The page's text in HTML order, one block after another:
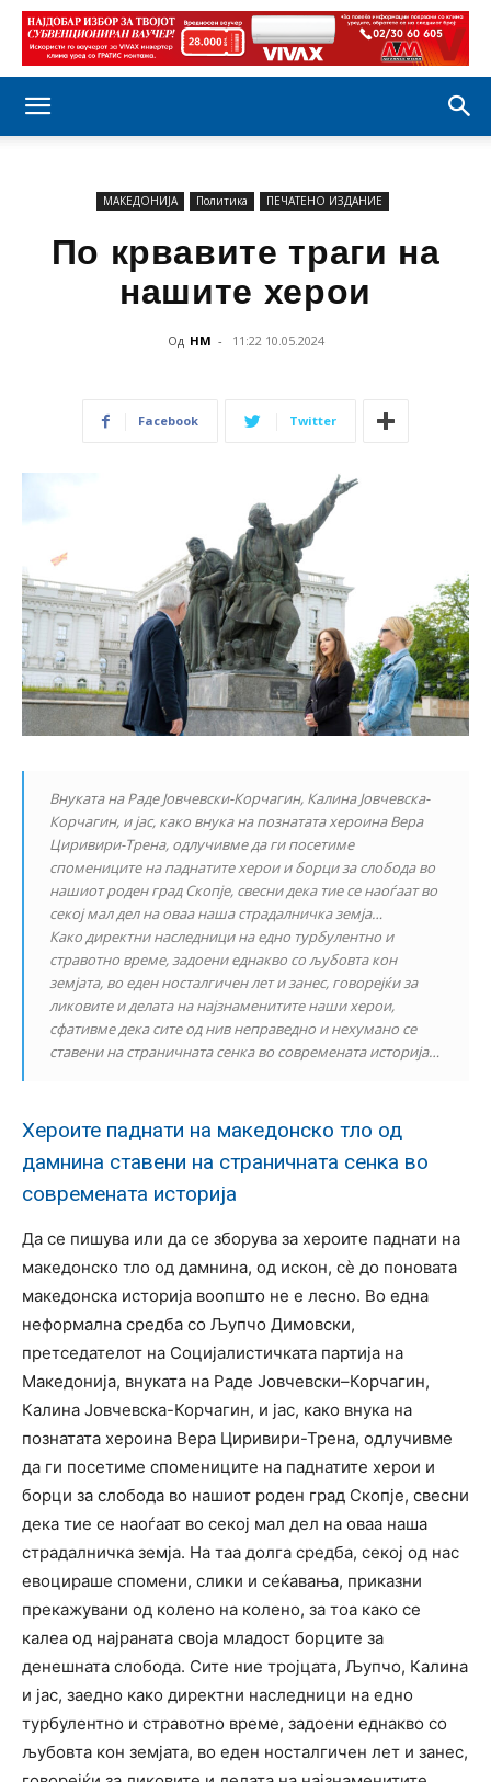
МАКЕДОНИЈА Политика ПЕЧАТЕНО ИЗДАНИЕ
По крвавите траги на
нашите херои
Од НМ - 11:22 10.05.2024
Facebook Twitter
Внуката на Раде Јовчевски-Корчагин, Калина Јовчевска-
Корчагин, и јас, како внука на познатата хероина Вера
Циривири-Трена, одлучивме да ги посетиме
спомениците на паднатите херои и борци за слобода во
нашиот роден град Скопје, свесни дека тие се наоѓаат во
секој мал дел на оваа наша страдалничка земја…
Како директни наследници на едно турбулентно и
стравотно време, задоени еднакво со љубовта кон
земјата, во еден носталгичен лет и занес, говорејќи за
ликовите и делата на најзнаменитите наши херои,
сфативме дека сите од нив неправедно и нехумано се
ставени на страничната сенка во современата историја…
Хероите паднати на македонско тло од
дамнина ставени на страничната сенка во
современата историја
Да се пишува или да се зборува за хероите паднати на
македонско тло од дамнина, од искон, сѐ до поновата
македонска историја воопшто не е лесно. Во една
неформална средба со Љупчо Димовски,
претседателот на Социјалистичката партија на
Македонија, внуката на Раде Јовчевски–Корчагин,
Калина Јовчевска-Корчагин, и јас, како внука на
познатата хероина Вера Циривири-Трена, одлучивме
да ги посетиме спомениците на паднатите херои и
борци за слобода во нашиот роден град Скопје, свесни
дека тие се наоѓаат во секој мал дел на оваа наша
страдалничка земја. На таа долга средба, секој од нас
евоцираше спомени, слики и сеќавања, приказни
прекажувани од колено на колено, за тоа како се
калеа од најраната своја младост борците за
денешната слобода. Сите ние тројцата, Љупчо, Калина
и јас, заедно како директни наследници на едно
турбулентно и стравотно време, задоени еднакво со
љубовта кон земјата, во еден носталгичен лет и занес,